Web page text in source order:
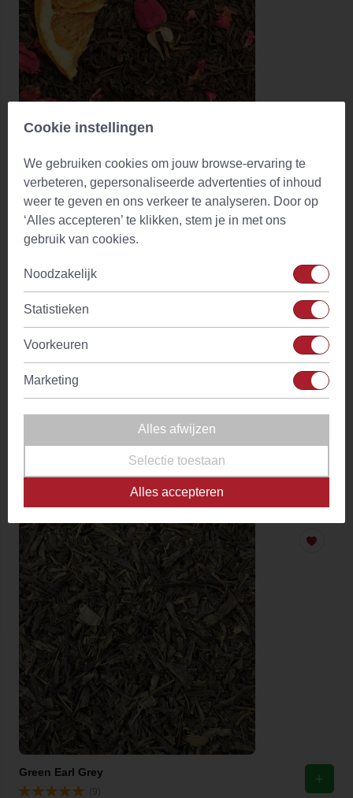
(30)
Op voorraad Vanaf€ 4,15
Earl Grey Classic No. 5
(13)
Green Earl Grey
Cookie instellingen
We gebruiken cookies om jouw browse-ervaring te
verbeteren, gepersonaliseerde advertenties of inhoud
weer te geven en ons verkeer te analyseren. Door op
‘Alles accepteren’ te klikken, stem je in met ons
gebruik van cookies.
Noodzakelijk
Statistieken
Voorkeuren
Marketing
Alles afwijzen
Selectie toestaan
Alles accepteren